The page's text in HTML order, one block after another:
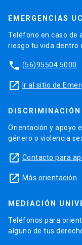
EMERGENCIAS UC
Teléfono en caso de
riesgo tu vida dentro
phone (56)95504 5000
launch Ir al sitio de
Orientación y apoyo
género o violencia
launch Contacto para
launch Más orientación
MEDIACIÓN
Teléfonos para
alguno de tus